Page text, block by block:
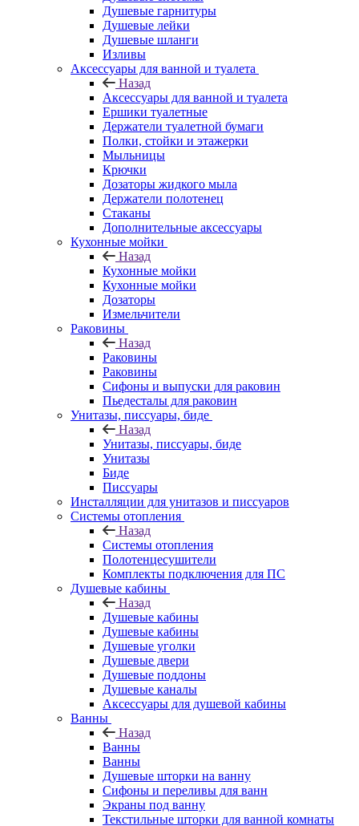
Душевые гарнитуры
Душевые лейки
Душевые шланги
Изливы
Аксессуары для ванной и туалета
Назад
Аксессуары для ванной и туалета
Ершики туалетные
Держатели туалетной бумаги
Полки, стойки и этажерки
Мыльницы
Крючки
Дозаторы жидкого мыла
Держатели полотенец
Стаканы
Дополнительные аксессуары
Кухонные мойки
Назад
Кухонные мойки
Кухонные мойки
Дозаторы
Измельчители
Раковины
Назад
Раковины
Раковины
Сифоны и выпуски для раковин
Пьедесталы для раковин
Унитазы, писсуары, биде
Назад
Унитазы, писсуары, биде
Унитазы
Биде
Писсуары
Инсталляции для унитазов и писсуаров
Системы отопления
Назад
Системы отопления
Полотенцесушители
Комплекты подключения для ПС
Душевые кабины
Назад
Душевые кабины
Душевые кабины
Душевые уголки
Душевые двери
Душевые поддоны
Душевые каналы
Аксессуары для душевой кабины
Ванны
Назад
Ванны
Ванны
Душевые шторки на ванну
Сифоны и переливы для ванн
Экраны под ванну
Текстильные шторки для ванной комнаты